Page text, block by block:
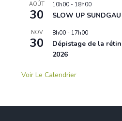
AOÛT
30
10h00 - 18h00
SLOW UP
NOV
30
8h00 - 17h00
Dépistage de la
2026
Voir Le Calendrier